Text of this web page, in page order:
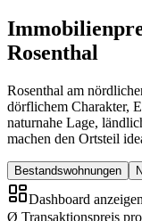
Rosenthal
Rosenthal am
dörflichem Charakter,
naturnahe Lage,
machen den Ortsteil
Bestandswohnungen
Dashboard
Ø Transaktionspreis